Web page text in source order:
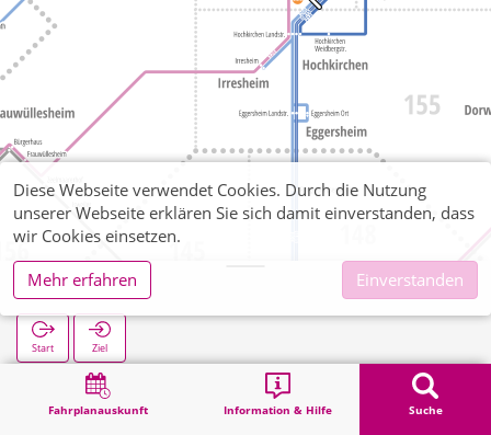
Fahrplanauskunft Information & Hilfe Suche
Birkenhof
Start Ziel
Birkenhof
Diese Webseite verwendet Cookies. Durch die Nutzung
unserer Webseite erklären Sie sich damit einverstanden, dass
wir Cookies einsetzen.
Mehr erfahren
Einverstanden